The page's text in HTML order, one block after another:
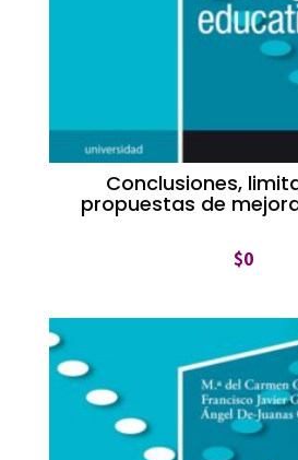
Conclusiones,
propuestas de
$0